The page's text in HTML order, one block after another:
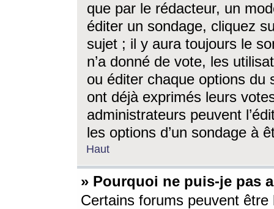
que par le rédacteur, un
éditer un sondage, cliquez
sujet ; il y aura toujours le
n’a donné de vote, les
ou éditer chaque options du
ont déjà exprimés leurs
administrateurs peuvent
les options d’un sondage à
Haut
» Pourquoi ne puis-je pas
Certains forums peuvent être